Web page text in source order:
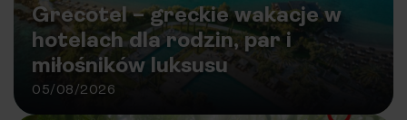
Grecotel – greckie wakacje w
hotelach dla rodzin, par i
miłośników luksusu
05/08/2026